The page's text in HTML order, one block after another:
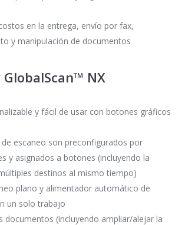
en la entrega, envío por fax,
y manipulación de documentos
NX
y fácil de usar con botones gráficos
escaneo son preconfigurados por
y asignados a botones (incluyendo la
destinos al mismo tiempo)
plano y alimentador automático de
un solo trabajo
documentos (incluyendo ampliar/alejar la